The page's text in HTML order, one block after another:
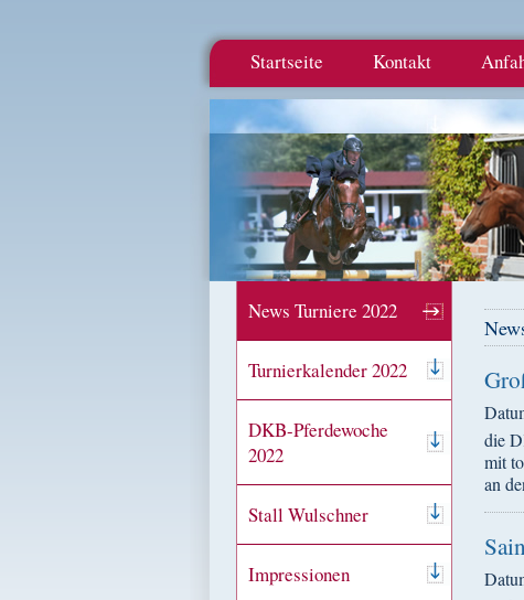
Startseite Kontakt
News Turniere 2022
Turnierkalender 2022
DKB-Pferdewoche
2022
Stall Wulschner
Impressionen
die
mit
an